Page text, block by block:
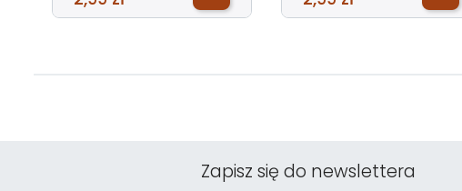
Zapisz się do newslettera